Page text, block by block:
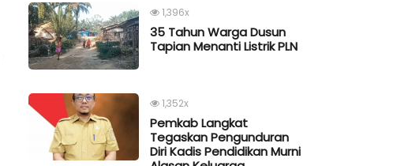
1,396x
35 Tahun Warga Dusun
Tapian Menanti Listrik PLN
1,352x
Pemkab Langkat
Tegaskan Pengunduran
Diri Kadis Pendidikan Murni